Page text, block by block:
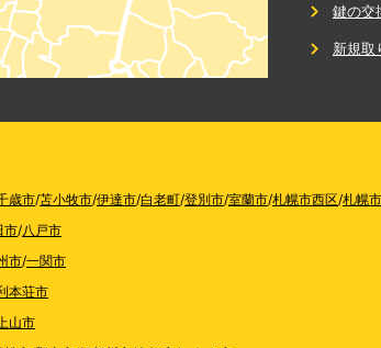
鍵の交
新規取
歳市/苫小牧市/伊達市/白老町/登別市/室蘭市/札幌市西区/札幌
市/八戸市
市/一関市
本荘市
山市